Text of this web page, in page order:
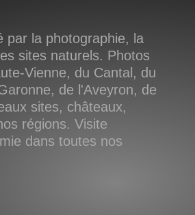
par la photographie, la
sites naturels. Photos
Vienne, du Cantal, du
de l'Aveyron, de
sites, châteaux,
régions. Visite
dans toutes nos